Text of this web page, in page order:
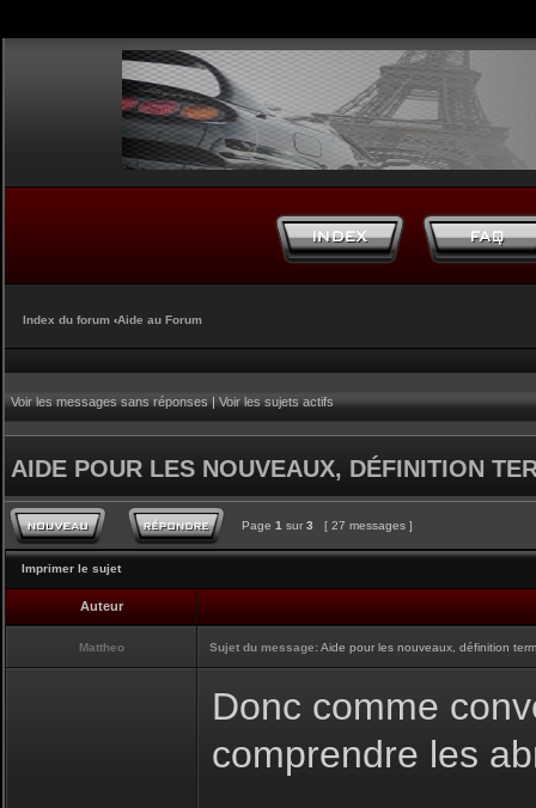
Index du forum ‹Aide au Forum
Voir les messages sans réponses|Voir les sujets actifs
AIDE POUR LES NOUVEAUX, DÉFINITION
Page 1 sur 3 [ 27 messages ]
Imprimer le sujet
Auteur
Mattheo Sujet du message:Aide pour les nouveaux, définition
Donc comme
comprendre les